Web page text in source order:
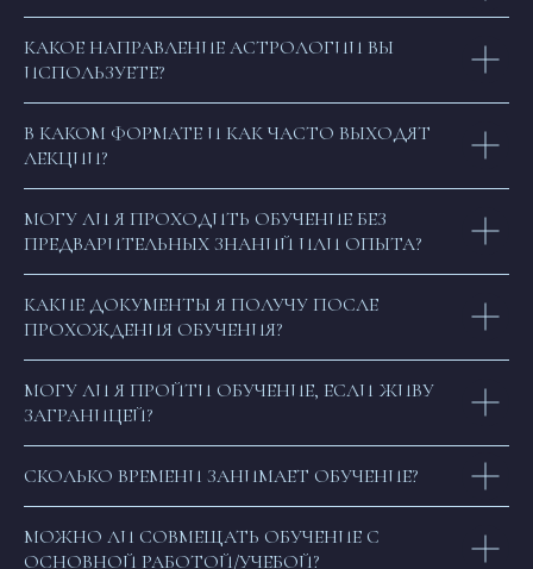
КАКОЕ НАПРАВЛЕНИЕ АСТРОЛОГИИ ВЫ
ИСПОЛЬЗУЕТЕ?
В КАКОМ ФОРМАТЕ И КАК ЧАСТО ВЫХОДЯТ
ЛЕКЦИИ?
МОГУ ЛИ Я ПРОХОДИТЬ ОБУЧЕНИЕ БЕЗ
ПРЕДВАРИТЕЛЬНЫХ ЗНАНИЙ ИЛИ ОПЫТА?
КАКИЕ ДОКУМЕНТЫ Я ПОЛУЧУ ПОСЛЕ
ПРОХОЖДЕНИЯ ОБУЧЕНИЯ?
МОГУ ЛИ Я ПРОЙТИ ОБУЧЕНИЕ, ЕСЛИ ЖИВУ
ЗАГРАНИЦЕЙ?
СКОЛЬКО ВРЕМЕНИ ЗАНИМАЕТ ОБУЧЕНИЕ?
МОЖНО ЛИ СОВМЕЩАТЬ ОБУЧЕНИЕ С
ОСНОВНОЙ РАБОТОЙ/УЧЕБОЙ?